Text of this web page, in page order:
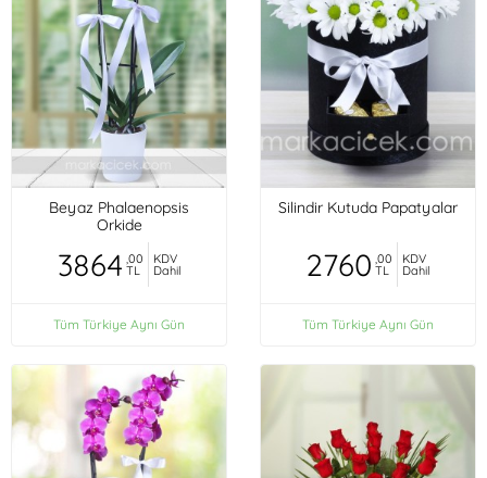
Beyaz Phalaenopsis
Orkide
3864 ,00
TL
KDV
Dahil
Tüm Türkiye Aynı Gün
Silindir Kutuda Papatyalar
2760 ,00
TL
KDV
Dahil
Tüm Türkiye Aynı Gün